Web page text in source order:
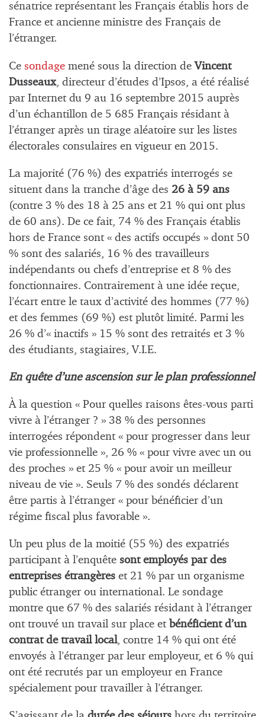
sénatrice représentant les Français établis hors de
France et ancienne ministre des Français de
l’étranger.
Ce sondage mené sous la direction deVincent
Dusseaux, directeur d’études d’Ipsos, a été réalisé
par Internet du 9 au 16 septembre 2015 auprès
d’un échantillon de 5 685 Français résidant à
l’étranger après un tirage aléatoire sur les listes
électorales consulaires en vigueur en 2015.
La majorité (76 %) des expatriés interrogés se
situent dans la tranche d’âge des 26 à 59 ans
(contre 3 % des 18 à 25 ans et 21 % qui ont plus
de 60 ans). De ce fait, 74 % des Français établis
hors de France sont « des actifs occupés » dont 50
% sont des salariés, 16 % des travailleurs
indépendants ou chefs d’entreprise et 8 % des
fonctionnaires. Contrairement à une idée reçue,
l’écart entre le taux d’activité des hommes (77 %)
et des femmes (69 %) est plutôt limité. Parmi les
26 % d’« inactifs » 15 % sont des retraités et 3 %
des étudiants, stagiaires, V.I.E.
En quête d’une ascension sur le plan professionnel
À la question « Pour quelles raisons êtes-vous parti
vivre à l’étranger ? » 38 % des personnes
interrogées répondent « pour progresser dans leur
vie professionnelle », 26 % « pour vivre avec un ou
des proches » et 25 % « pour avoir un meilleur
niveau de vie ». Seuls 7 % des sondés déclarent
être partis à l’étranger « pour bénéficier d’un
régime fiscal plus favorable ».
Un peu plus de la moitié (55 %) des expatriés
participant à l’enquête sont employés par des
entreprises étrangères et 21 % par un organisme
public étranger ou international. Le sondage
montre que 67 % des salariés résidant à l’étranger
ont trouvé un travail sur place et bénéficient d’un
contrat de travail local, contre 14 % qui ont été
envoyés à l’étranger par leur employeur, et 6 % qui
ont été recrutés par un employeur en France
spécialement pour travailler à l’étranger.